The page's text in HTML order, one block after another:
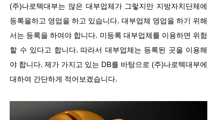
(주)나로텍대부는 많은 대부업체가 그렇지만 지방자치단체에
등록을하고 영업을 하고 있습니다. 대부업체 영업을 하기 위해
서는 등록을 하여야 합니다. 미등록 대부업체를 이용하면 위험
할 수 있다고 합니다. 따라서 대부업체는 등록된 곳을 이용해
야 합니다. 제가 가지고 있는 DB를 바탕으로 (주)나로텍대부에
대하여 간단하게 적어보겠습니다.